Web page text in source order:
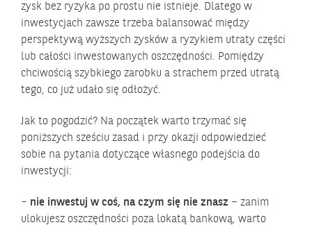
zysk bez ryzyka po prostu nie istnieje. Dlatego w
inwestycjach zawsze trzeba balansować między
perspektywą wyższych zysków a ryzykiem utraty części
lub całości inwestowanych oszczędności. Pomiędzy
chciwością szybkiego zarobku a strachem przed utratą
tego, co już udało się odłożyć.
Jak to pogodzić? Na początek warto trzymać się
poniższych sześciu zasad i przy okazji odpowiedzieć
sobie na pytania dotyczące własnego podejścia do
inwestycji:
– nie inwestuj w coś, na czym się nie znasz – zanim
ulokujesz oszczędności poza lokatą bankową, warto